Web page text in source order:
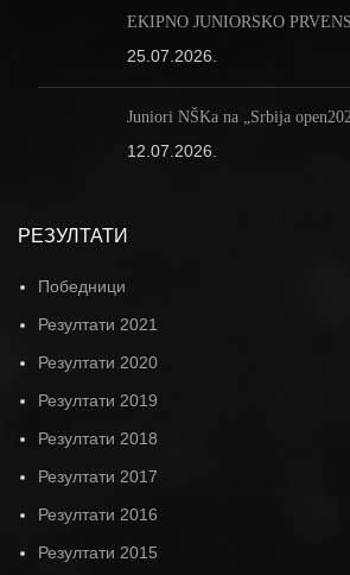
EKIPNO JUNIORSKO
25.07.2026.
Juniori NŠKa na „Srbija
12.07.2026.
РЕЗУЛТАТИ
Победници
Резултати 2021
Резултати 2020
Резултати 2019
Резултати 2018
Резултати 2017
Резултати 2016
Резултати 2015